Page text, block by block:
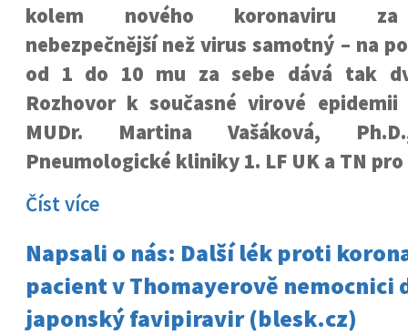
kolem nového koronaviru za
nebezpečnější než virus samotný – na
od 1 do 10 mu za sebe dává tak
Rozhovor k současné virové
MUDr. Martina Vašáková,
Pneumologické kliniky 1. LF UK a TN
Číst více
Napsali o nás: Další lék proti
pacient v Thomayerově nemocnici
japonský favipiravir (blesk.cz)